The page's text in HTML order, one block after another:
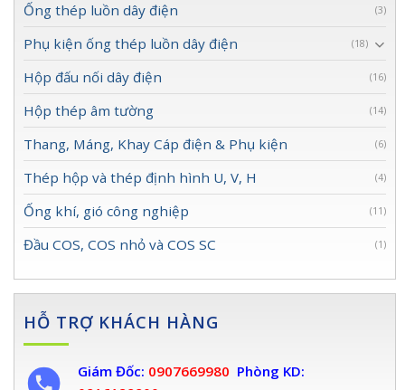
Ống thép luồn dây điện (3)
Phụ kiện ống thép luồn dây điện (18)
Hộp đấu nối dây điện (16)
Hộp thép âm tường (14)
Thang, Máng, Khay Cáp điện & Phụ kiện (6)
Thép hộp và thép định hình U, V, H (4)
Ống khí, gió công nghiệp (11)
Đầu COS, COS nhỏ và COS SC (1)
HỖ TRỢ KHÁCH HÀNG
Giám Đốc: 0907669980 Phòng KD: